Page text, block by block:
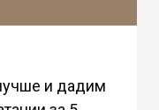
и дадим